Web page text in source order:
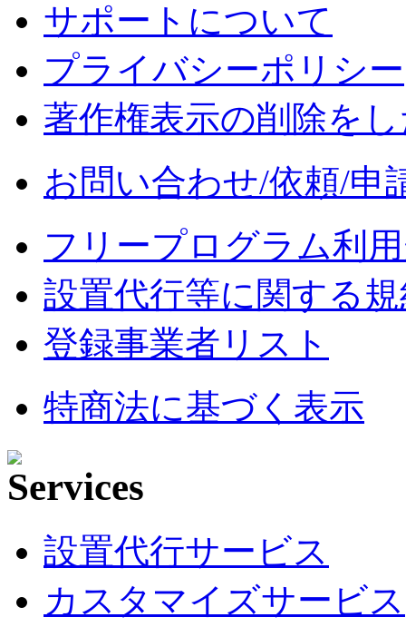
サポートについて
プライバシーポリシー
著作権表示の削除を
お問い合わせ/依頼/申
フリープログラム利
設置代行等に関する
登録事業者リスト
特商法に基づく表示
設置代行サービス
カスタマイズサービス